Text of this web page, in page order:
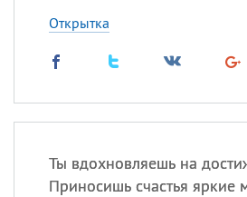
Открытка
Ты вдохновляешь на
Приносишь счастья яркие